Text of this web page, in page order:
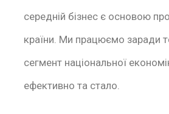
середній бізнес є основою
країни. Ми працюємо заради
сегмент національної
ефективно та стало.